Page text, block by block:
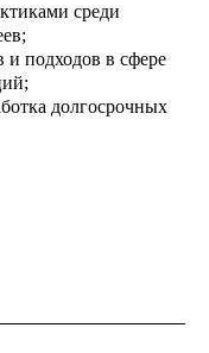
среди
и подходов в сфере
долгосрочных